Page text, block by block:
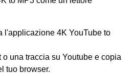
l'applicazione 4K YouTube to
una traccia su Youtube e copia
tuo browser.